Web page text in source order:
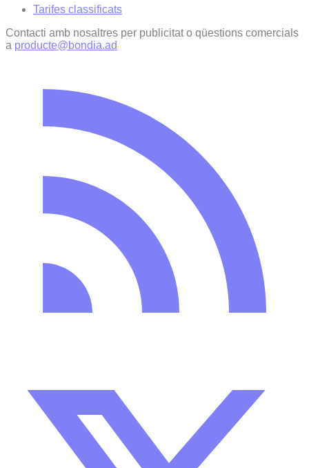
Tarifes classificats
Contacti amb nosaltres per publicitat o qüestions comercials
a producte@bondia.ad